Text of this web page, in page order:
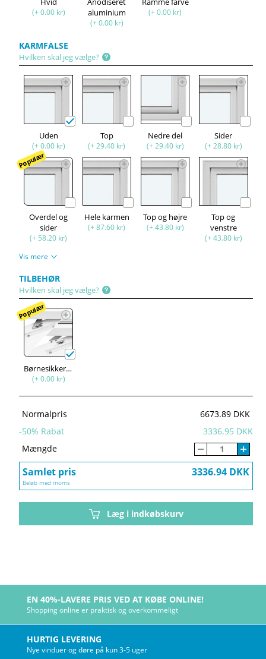
(+ 0.00 kr)
aluminium
(+ 0.00 kr)
(+ 0.00 kr)
KARMFALSE
Hvilken skal jeg vælge?
Uden
(+ 0.00 kr)
Top
(+ 29.40 kr)
Nedre del
(+ 29.40 kr)
Sider
(+ 28.80 kr)
Populær
Overdel og
sider
(+ 58.20 kr)
Hele karmen
(+ 87.60 kr)
Top og højre
(+ 43.80 kr)
Top og
venstre
(+ 43.80 kr)
Vis mere
TILBEHØR
Hvilken skal jeg vælge?
Populær
Børnesikkerhed
(+ 0.00 kr)
Normalpris
6673.89 DKK
-50% Rabat
3336.95 DKK
Mængde
Samlet pris 3336.94 DKK
Beløb med moms
Læg i indkøbskurv
EN 40%-LAVERE PRIS VED AT KØBE ONLINE!
Shopping online er praktisk og overkommeligt
HURTIG LEVERING
Nye vinduer og døre på kun 3-5 uger